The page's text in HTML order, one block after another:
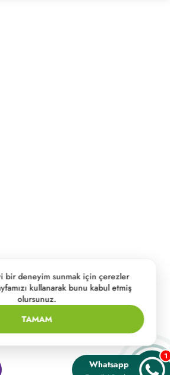
Whatsapp
1
bir deneyim sunmak için çerezler
kullanarak bunu kabul etmiş
olursunuz.
TAMAM